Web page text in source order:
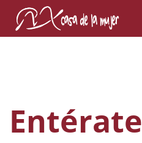
Entérate